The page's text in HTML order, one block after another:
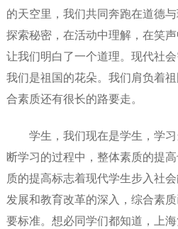
的天空里，我们共同奔跑在道德
探索秘密，在活动中理解，在笑
让我们明白了一个道理。现代社
我们是祖国的花朵。我们肩负着
合素质还有很长的路要走。
学生，我们现在是学生，学
断学习的过程中，整体素质的提
质的提高标志着现代学生步入社
发展和教育改革的深入，综合素
要标准。想必同学们都知道，上